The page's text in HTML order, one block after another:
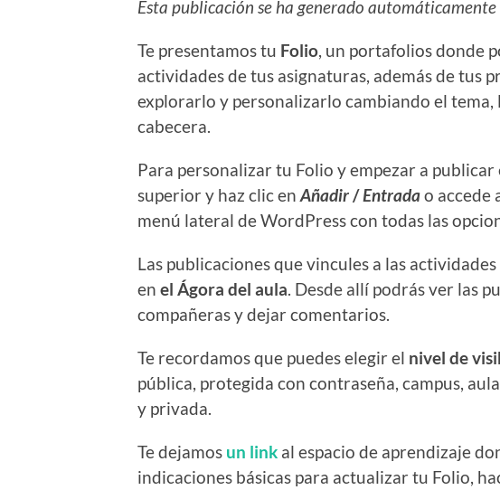
Esta publicación se ha generado
Te presentamos tu Folio, un portafolios donde
actividades de tus asignaturas, además de tus
explorarlo y personalizarlo cambiando el tema,
cabecera.
Para personalizar tu Folio y empezar a
superior y haz clic en Añadir/Entradao accede
menú lateral de WordPress con todas las
Las publicaciones que vincules a las
en el Ágora del aula. Desde allí podrás ver las
compañeras y dejar comentarios.
Te recordamos que puedes elegir el nivel de
pública, protegida con contraseña, campus,
y privada.
Te dejamos un link al espacio de aprendizaje
indicaciones básicas para actualizar tu Folio,